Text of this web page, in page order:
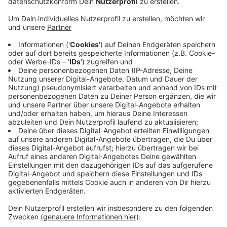
Damit gewinnt die Dauerdiskussion wieder an Fahrt.
Ohne längeres Arbeiten sind die Renten- und
Pensionssysteme nicht mehr abgesichert und
bezahlbar, sagt Wirtschaftswissenschaftler Aloys
Prinz von der Uni Münster. Außerdem sei der
Fachkräftemangel ein Problem. Die Arbeitswelt sei im
Wandel. Arbeitgeber müssten mit höheren Löhnen
locken und Arbeitgeber könnten stärker als bisher
Stellen aussuchen, die ihnen von den Bedingungen
passen. Ältere Handwerker beispielsweise müssten
nicht mehr aufs Dach oder an die Maschine, sondern
sie könnten helfen, den Nachwuchs auszubilden. Eine
längere Arbeitszeit schließe die Fachkräftelücke nicht,
aber sie verkleinere sie.